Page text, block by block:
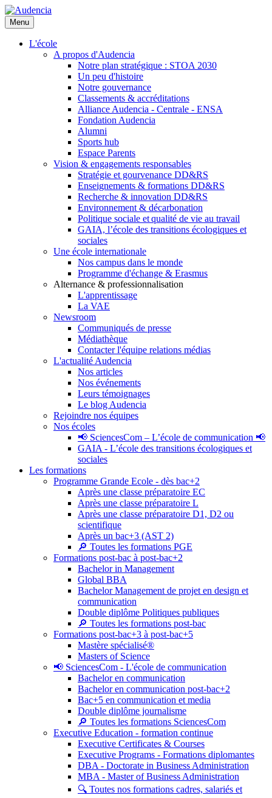
Aller
au
contenu
principal
Menu
L'école
A propos d'Audencia
Notre plan stratégique : STOA 2030
Un peu d'histoire
Notre gouvernance
Classements & accréditations
Alliance Audencia - Centrale - ENSA
Fondation Audencia
Alumni
Sports hub
Espace Parents
Vision & engagements responsables
Stratégie et gourvenance DD&RS
Enseignements & formations DD&RS
Recherche & innovation DD&RS
Environnement & décarbonation
Politique sociale et qualité de vie au travail
GAIA, l’école des transitions écologiques et
sociales
Une école internationale
Nos campus dans le monde
Programme d'échange & Erasmus
Alternance & professionnalisation
L'apprentissage
La VAE
Newsroom
Communiqués de presse
Médiathèque
Contacter l'équipe relations médias
L'actualité Audencia
Nos articles
Nos événements
Leurs témoignages
Le blog Audencia
Rejoindre nos équipes
Nos écoles
📢 SciencesCom – L’école de communication 📢
GAIA - L’école des transitions écologiques et
sociales
Les formations
Programme Grande Ecole - dès bac+2
Après une classe préparatoire EC
Après une classe préparatoire L
Après une classe préparatoire D1, D2 ou
scientifique
Après un bac+3 (AST 2)
🔎 Toutes les formations PGE
Formations post-bac à post-bac+2
Bachelor in Management
Global BBA
Bachelor Management de projet en design et
communication
Double diplôme Politiques publiques
🔎 Toutes les formations post-bac
Formations post-bac+3 à post-bac+5
Mastère spécialisé®
Masters of Science
📢 SciencesCom - L'école de communication
Bachelor en communication
Bachelor en communication post-bac+2
Bac+5 en communication et media
Double diplôme journalisme
🔎 Toutes les formations SciencesCom
Executive Education - formation continue
Executive Certificates & Courses
Executive Programs - Formations diplomantes
DBA - Doctorate in Business Administration
MBA - Master of Business Administration
🔍 Toutes nos formations cadres, salariés et